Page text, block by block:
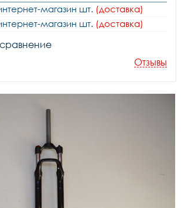
магазин шт. (доставка)
магазин шт. (доставка)
Отзывы